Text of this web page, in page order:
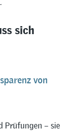
sich
von
Prüfungen – sie